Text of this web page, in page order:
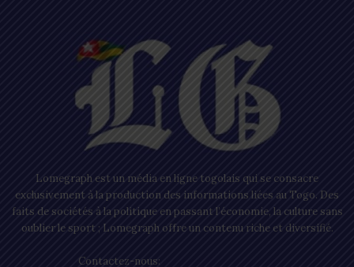
Lomegraph est un média en ligne togolais qui se consacre
exclusivement à la production des informations liées au Togo. Des
faits de sociétés à la politique en passant l’économie, la culture sans
oublier le sport ; Lomegraph offre un contenu riche et diversifié.
Contactez-nous: